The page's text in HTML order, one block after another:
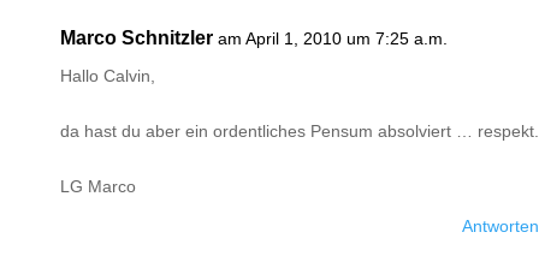
Marco Schnitzler am April 1, 2010 um 7:25 a.m.
Hallo Calvin,
da hast du aber ein ordentliches Pensum absolviert … respekt.
LG Marco
Antworten